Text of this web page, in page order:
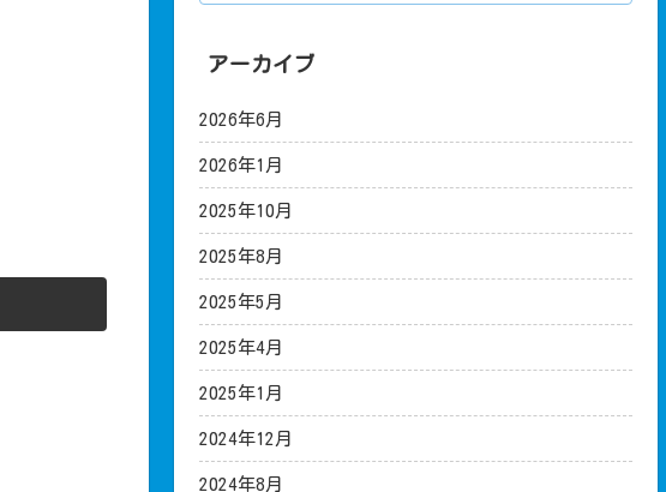
アーカイブ
2026年6月
2026年1月
2025年10月
2025年8月
2025年5月
2025年4月
2025年1月
2024年12月
2024年8月